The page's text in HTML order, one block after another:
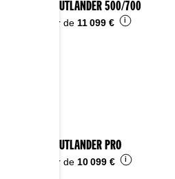
2024 OUTLANDER 500/700
À partir de 11 099 € i
2024 OUTLANDER PRO
À partir de 10 099 € i